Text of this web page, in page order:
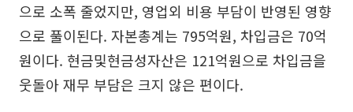
으로 소폭 줄었지만, 영업외 비용 부담이 반영된 영향
으로 풀이된다. 자본총계는 795억원, 차입금은 70억
원이다. 현금및현금성자산은 121억원으로 차입금을
웃돌아 재무 부담은 크지 않은 편이다.